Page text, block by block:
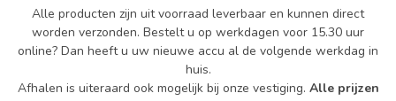
Alle producten zijn uit voorraad leverbaar en kunnen direct
worden verzonden. Bestelt u op werkdagen voor 15.30 uur
online? Dan heeft u uw nieuwe accu al de volgende werkdag in
huis.
Afhalen is uiteraard ook mogelijk bij onze vestiging. Alle prijzen